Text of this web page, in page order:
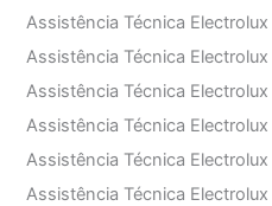
Assistência Técnica
Assistência Técnica
Assistência Técnica
Assistência Técnica
Assistência Técnica Electrolux
Assistência Técnica Electrolux